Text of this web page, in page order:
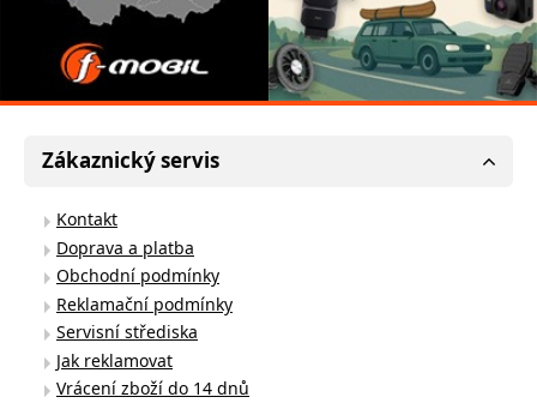
Zákaznický servis
Kontakt
Doprava a platba
Obchodní podmínky
Reklamační podmínky
Servisní střediska
Jak reklamovat
Vrácení zboží do 14 dnů